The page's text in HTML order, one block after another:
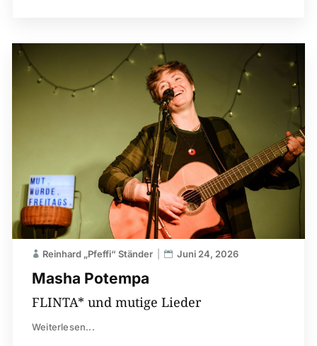
Masha Potempa
Reinhard „Pfeffi“ Ständer Juni 24, 2026
FLINTA* und mutige Lieder
Weiterlesen...